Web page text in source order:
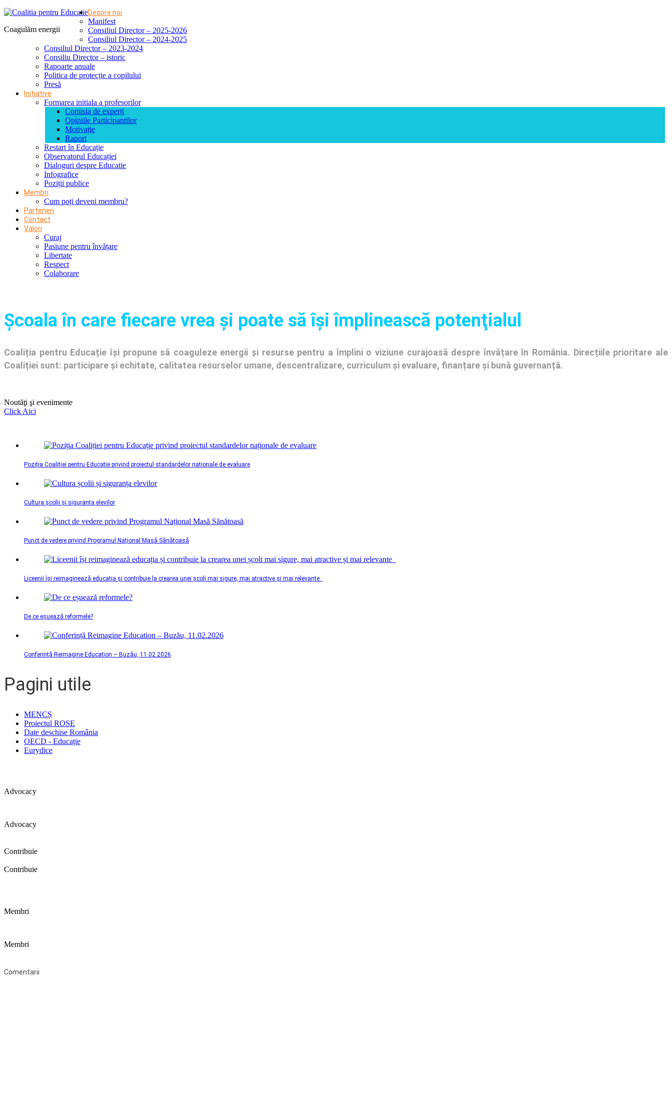
Coagulăm energii
Despre noi
Manifest
Consiliul Director – 2025-2026
Consiliul Director – 2024-2025
Consiliul Director – 2023-2024
Consiliu Director – istoric
Rapoarte anuale
Politica de protecție a copilului
Presă
Inițiative
Formarea initiala a profesorilor
Comisia de experți
Opiniile Participantilor
Motivație
Raport
Restart în Educație
Observatorul Educației
Dialoguri despre Educatie
Infografice
Poziții publice
Membri
Cum poți deveni membru?
Parteneri
Contact
Valori
Curaj
Pasiune pentru învățare
Libertate
Respect
Colaborare
Şcoala în care fiecare vrea și poate să își împlinească potenţialul
Coaliția pentru Educație își propune să coaguleze energii și resurse pentru a împlini o viziune curajoasă despre învățare în România. Direcțiile prioritare ale
Coaliției sunt: participare și echitate, calitatea resurselor umane, descentralizare, curriculum și evaluare, finanțare și bună guvernanță.
Noutăţi şi evenimente
Click Aici
Poziția Coaliției pentru Educație privind proiectul standardelor naționale de evaluare
Cultura școlii și siguranța elevilor
Punct de vedere privind Programul Național Masă Sănătoasă
Liceenii își reimaginează educația și contribuie la crearea unei școli mai sigure, mai atractive și mai relevante
De ce eșuează reformele?
Conferință Reimagine Education – Buzău, 11.02.2026
Pagini utile
MENCȘ
Proiectul ROSE
Date deschise România
OECD - Educație
Eurydice
Advocacy
Advocacy
Contribuie
Contribuie
Membri
Membri
Comentarii